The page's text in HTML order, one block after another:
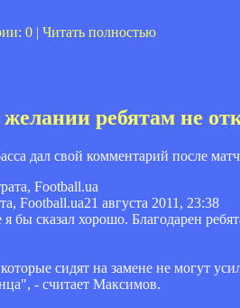
0 | Читать полностью
ребятам не
дал свой комментарий после
Football.ua21 августа 2011, 23:38
бы сказал хорошо. Благодарен
сидят на замене не могут
- считает Максимов.